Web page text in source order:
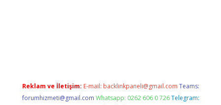
Reklam ve İletişim: E-mail: backlinkpaneli@gmail.com Teams:
forumhizmeti@gmail.com Whatsapp: 0262 606 0 726 Telegram: